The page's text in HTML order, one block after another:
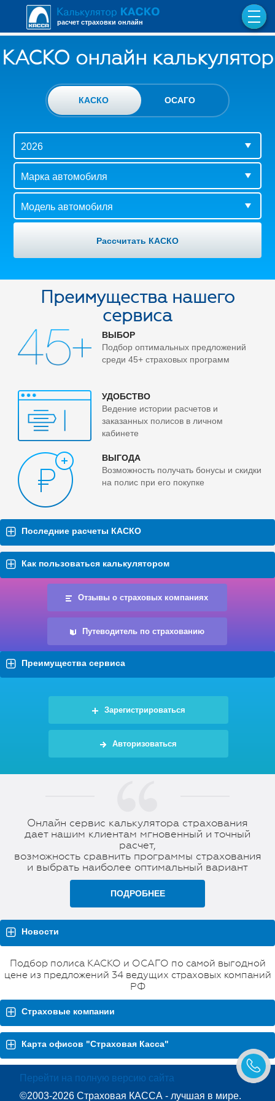
расчет страховки онлайн
КАСКО онлайн калькулятор
КАСКО ОСАГО
Преимущества нашего
сервиса
ВЫБОР
Подбор оптимальных предложений
среди 45+ страховых программ
УДОБСТВО
Ведение истории расчетов и
заказанных полисов в личном
кабинете
ВЫГОДА
Возможность получать бонусы и скидки
на полис при его покупке
Последние расчеты КАСКО
Как пользоваться калькулятором
Отзывы о страховых компаниях
Путеводитель по страхованию
Преимущества сервиса
Зарегистрироваться
Авторизоваться
Онлайн сервис калькулятора страхования
дает нашим клиентам мгновенный и точный
расчет,
возможность сравнить программы страхования
и выбрать наиболее оптимальный вариант
ПОДРОБНЕЕ
Новости
Подбор полиса КАСКО и ОСАГО по самой выгодной
цене из предложений 34 ведущих страховых компаний
РФ
Страховые компании
Карта офисов "Страховая Касса"
Перейти на полную версию сайта
©2003-2026 Страховая КАССА - лучшая в мире.